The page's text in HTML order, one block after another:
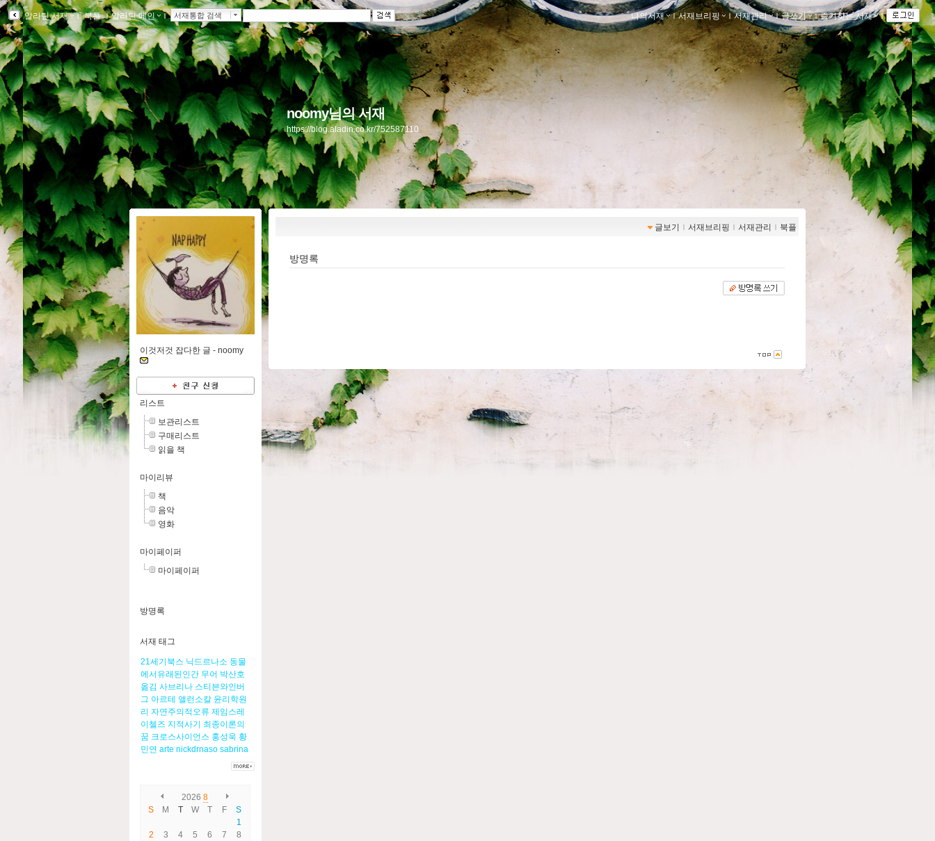
알라딘 서재 ｌ북플ｌ알라딘 메인 ｌ 서재통합 검색 나의서재 ｌ서재브리핑 ｌ서재관리 ｌ글쓰기 ｌ즐겨찾는 서재 ｌ
noomy님의 서재
https://blog.aladin.co.kr/752587110
글보기 ｌ 서재브리핑 ｌ 서재관리 ｌ 북플
방명록
이것저것 잡다한 글 - noomy
리스트
보관리스트
구매리스트
읽을 책
마이리뷰
책
음악
영화
마이페이퍼
마이페이퍼
방명록
서재 태그
21세기북스 닉드르나소 동물
에서유래된인간 무어 박산호
옮김 사브리나 스티븐와인버
그 아르테 앨런소칼 윤리학원
리 자연주의적오류 제임스레
이첼즈 지적사기
최종이론의
꿈 크로스사이언스 홍성욱 황
민연 arte nickdrnaso sabrina
2026 8
S
M T W T F
S
1
2
3 4 5 6 7
8